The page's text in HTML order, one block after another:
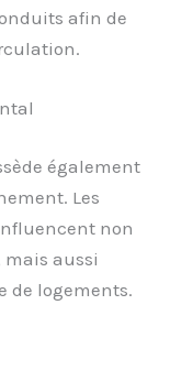
afin de
également
Les
non
aussi
de logements.